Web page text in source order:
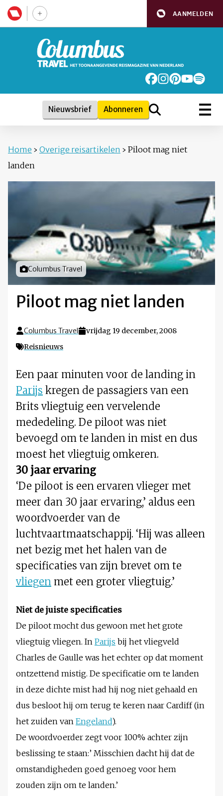
AANMELDEN
Nieuwsbrief Abonneren
Home › Overige reisartikelen › Piloot mag niet
landen
Foto door
Columbus Travel
Piloot mag niet landen
Columbus Travel
vrijdag 19 december, 2008
Reisnieuws
Een paar minuten voor de landing in
Parijs kregen de passagiers van een
Brits vliegtuig een vervelende
mededeling. De piloot was niet
bevoegd om te landen in mist en dus
moest het vliegtuig omkeren.
30 jaar ervaring
‘De piloot is een ervaren vlieger met
meer dan 30 jaar ervaring,’ aldus een
woordvoerder van de
luchtvaartmaatschappij. ‘Hij was alleen
net bezig met het halen van de
specificaties van zijn brevet om te
vliegen met een groter vliegtuig.’
Niet de juiste specificaties
De piloot mocht dus gewoon met het grote
vliegtuig vliegen. In Parijs bij het vliegveld
Charles de Gaulle was het echter op dat moment
ontzettend mistig. De specificatie om te landen
in deze dichte mist had hij nog niet gehaald en
dus besloot hij om terug te keren naar Cardiff (in
het zuiden van Engeland).
De woordvoerder zegt voor 100% achter zijn
beslissing te staan:’ Misschien dacht hij dat de
omstandigheden goed genoeg voor hem
zouden zijn om te landen.’